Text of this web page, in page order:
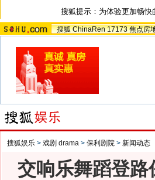
搜狐提示：为体验更加畅
搜狐 ChinaRen 17173 焦点房
搜狐娱乐 > 戏剧 drama > 保利剧院 > 新闻动态
交响乐舞蹈登